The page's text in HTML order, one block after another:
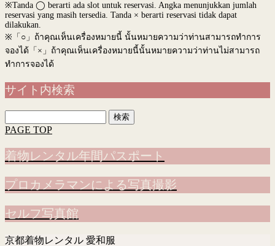
※Tanda ◯ berarti ada slot untuk reservasi. Angka menunjukkan jumlah
reservasi yang masih tersedia. Tanda × berarti reservasi tidak dapat
dilakukan.
※ 「○」ถ้าคุณเห็นเครื่องหมายนี้ นั้นหมายความว่าท่านสามารถทำการ
จองได้「×」ถ้าคุณเห็นเครื่องหมายนี้นั้นหมายความว่าท่านไม่สามารถ
ทำการจองได้
サイト内検索
索:
PAGE TOP
着物レンタル年間パスポート
プロカメラマンによる写真撮影
セルフ写真館
京都着物レンタル 愛和服